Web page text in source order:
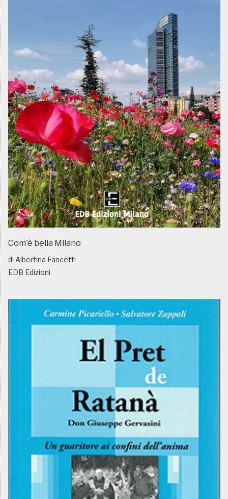
Com'è bella Milano
di Albertina Fancetti
EDB Edizioni